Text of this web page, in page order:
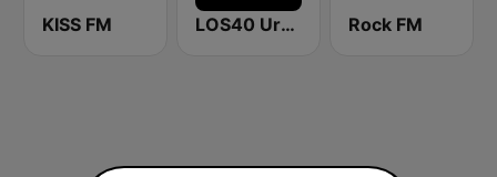
KISS FM LOS40 Urban Rock FM